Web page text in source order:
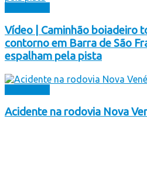
Vídeo | Caminhão boiadeiro
contorno em Barra de São
espalham pela pista
Acidente na rodovia Nova